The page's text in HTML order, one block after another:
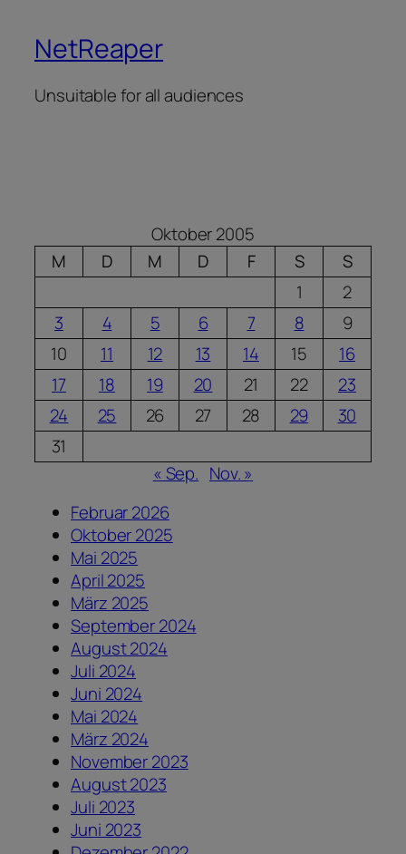
NetReaper
Unsuitable for all audiences
Oktober 2005
M
D M D F S
S
1
2
3
4 5 6 7 8
9
10
11 12 13 14 15
16
17
18 19 20 21 22
23
24
25 26 27 28 29
30
31
« Sep. Nov. »
Februar 2026
Oktober 2025
Mai 2025
April 2025
März 2025
September 2024
August 2024
Juli 2024
Juni 2024
Mai 2024
März 2024
November 2023
August 2023
Juli 2023
Juni 2023